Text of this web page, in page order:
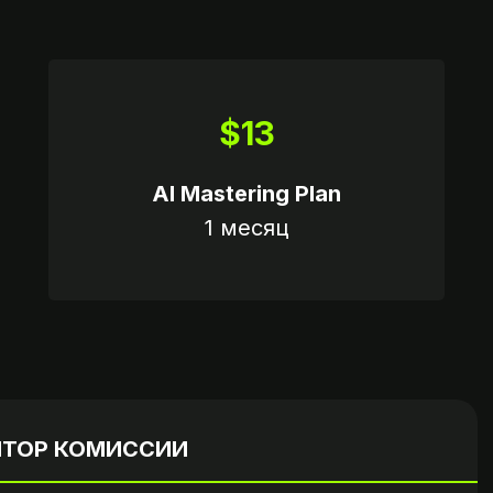
$13
AI Mastering Plan
1 месяц
КОМИССИИ